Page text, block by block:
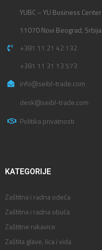
YUBC – YU Business Center
11070 Novi Beograd, Srbija
+381 11 21 42 132
+381 11 31 13 573
info@seibl-trade.com
desk@seibl-trade.com
Politika privatnosti
KATEGORIJE
Zaštitna i radna odeća
Zaštitna i radna obuća
Zaštitne rukavice
Zaštita glave, lica i vida